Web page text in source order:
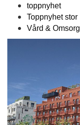
toppnyhet
Toppnyhet stor
Vård & Omsorg